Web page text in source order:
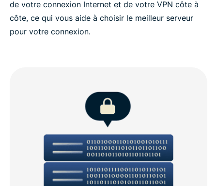
de votre connexion Internet et de votre VPN côte à
côte, ce qui vous aide à choisir le meilleur serveur
pour votre connexion.